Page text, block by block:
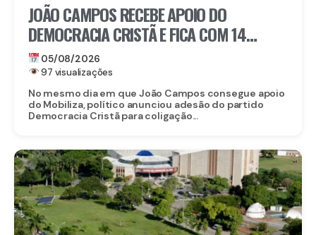
JOÃO CAMPOS RECEBE APOIO DO
DEMOCRACIA CRISTÃ E FICA COM 14
PARTIDOS EM COLIGAÇÃO CONTRA
RAQUEL
05/08/2026
97 visualizações
No mesmo dia em que João Campos consegue apoio
do Mobiliza, político anunciou adesão do partido
Democracia Cristã para coligação...